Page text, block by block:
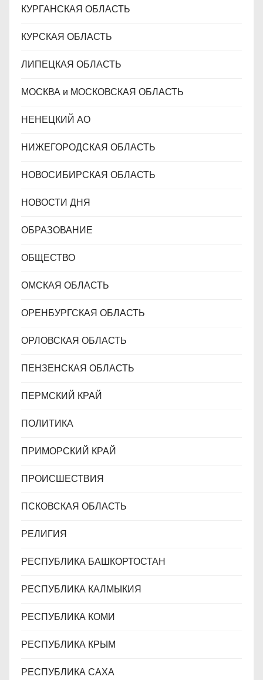
КУРГАНСКАЯ ОБЛАСТЬ
КУРСКАЯ ОБЛАСТЬ
ЛИПЕЦКАЯ ОБЛАСТЬ
МОСКВА и МОСКОВСКАЯ ОБЛАСТЬ
НЕНЕЦКИЙ АО
НИЖЕГОРОДСКАЯ ОБЛАСТЬ
НОВОСИБИРСКАЯ ОБЛАСТЬ
НОВОСТИ ДНЯ
ОБРАЗОВАНИЕ
ОБЩЕСТВО
ОМСКАЯ ОБЛАСТЬ
ОРЕНБУРГСКАЯ ОБЛАСТЬ
ОРЛОВСКАЯ ОБЛАСТЬ
ПЕНЗЕНСКАЯ ОБЛАСТЬ
ПЕРМСКИЙ КРАЙ
ПОЛИТИКА
ПРИМОРСКИЙ КРАЙ
ПРОИСШЕСТВИЯ
ПСКОВСКАЯ ОБЛАСТЬ
РЕЛИГИЯ
РЕСПУБЛИКА БАШКОРТОСТАН
РЕСПУБЛИКА КАЛМЫКИЯ
РЕСПУБЛИКА КОМИ
РЕСПУБЛИКА КРЫМ
РЕСПУБЛИКА САХА